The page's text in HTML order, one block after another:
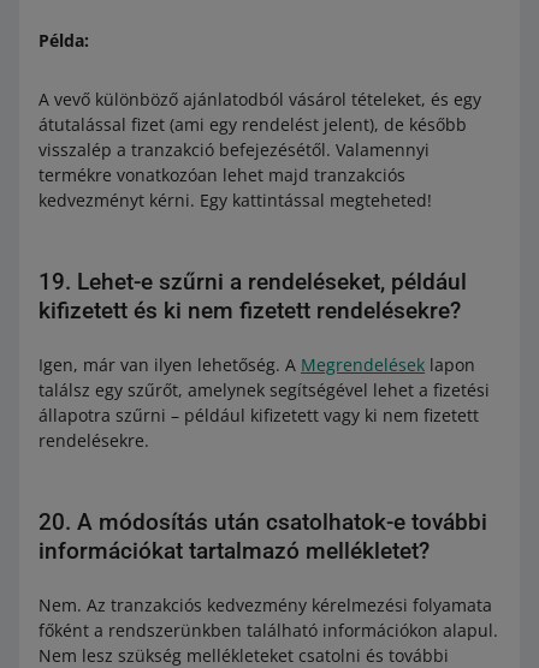
Példa:
A vevő különböző ajánlatodból vásárol tételeket, és egy
átutalással fizet (ami egy rendelést jelent), de később
visszalép a tranzakció befejezésétől. Valamennyi
termékre vonatkozóan lehet majd tranzakciós
kedvezményt kérni. Egy kattintással megteheted!
19. Lehet-e szűrni a rendeléseket, például
kifizetett és ki nem fizetett rendelésekre?
Igen, már van ilyen lehetőség. A Megrendelések lapon
találsz egy szűrőt, amelynek segítségével lehet a fizetési
állapotra szűrni – például kifizetett vagy ki nem fizetett
rendelésekre.
20. A módosítás után csatolhatok-e további
információkat tartalmazó mellékletet?
Nem. Az tranzakciós kedvezmény kérelmezési folyamata
főként a rendszerünkben található információkon alapul.
Nem lesz szükség mellékleteket csatolni és további